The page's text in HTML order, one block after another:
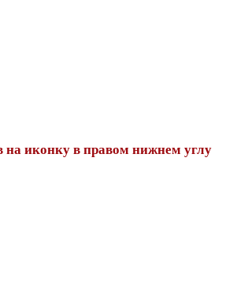
иконку в правом нижнем углу